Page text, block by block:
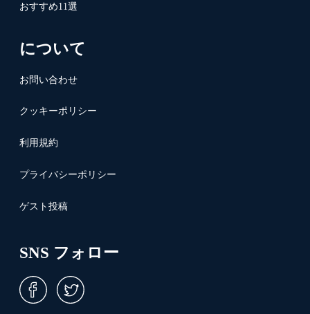
おすすめ11選
について
お問い合わせ
クッキーポリシー
利用規約
プライバシーポリシー
ゲスト投稿
SNS フォロー